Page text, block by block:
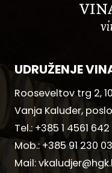
UDRUŽENJE
Rooseveltov trg 2,
Vanja Kaluđer,
Tel.:+385 1 4561 642
Mob.: +385 91 230
Mail: